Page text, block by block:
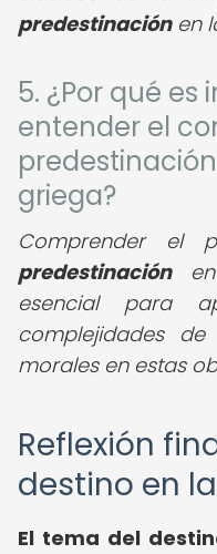
predestinaciónen
5. ¿Por qué
entender el
griega?
Comprender el
predestinaciónen
esencial para
complejidades
morales en estas
Reflexión
destino en
El tema del